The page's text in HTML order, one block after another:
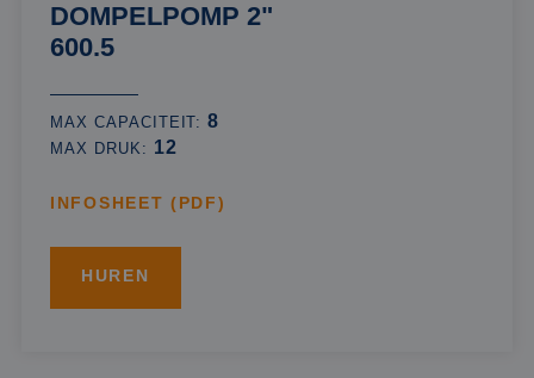
DOMPELPOMP 2"
600.5
MAX CAPACITEIT:8
MAX DRUK: 12
INFOSHEET (PDF)
HUREN